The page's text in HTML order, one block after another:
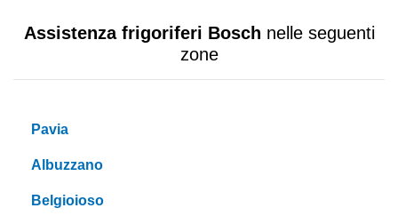
Assistenza frigoriferi Bosch nelle seguenti
zone
Pavia
Albuzzano
Belgioioso